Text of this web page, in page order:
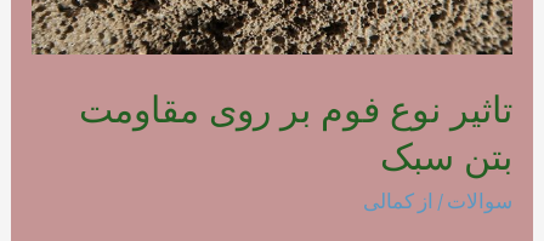
تاثیر نوع فوم بر روی مقاومت
بتن سبک
سوالات / از کمالی